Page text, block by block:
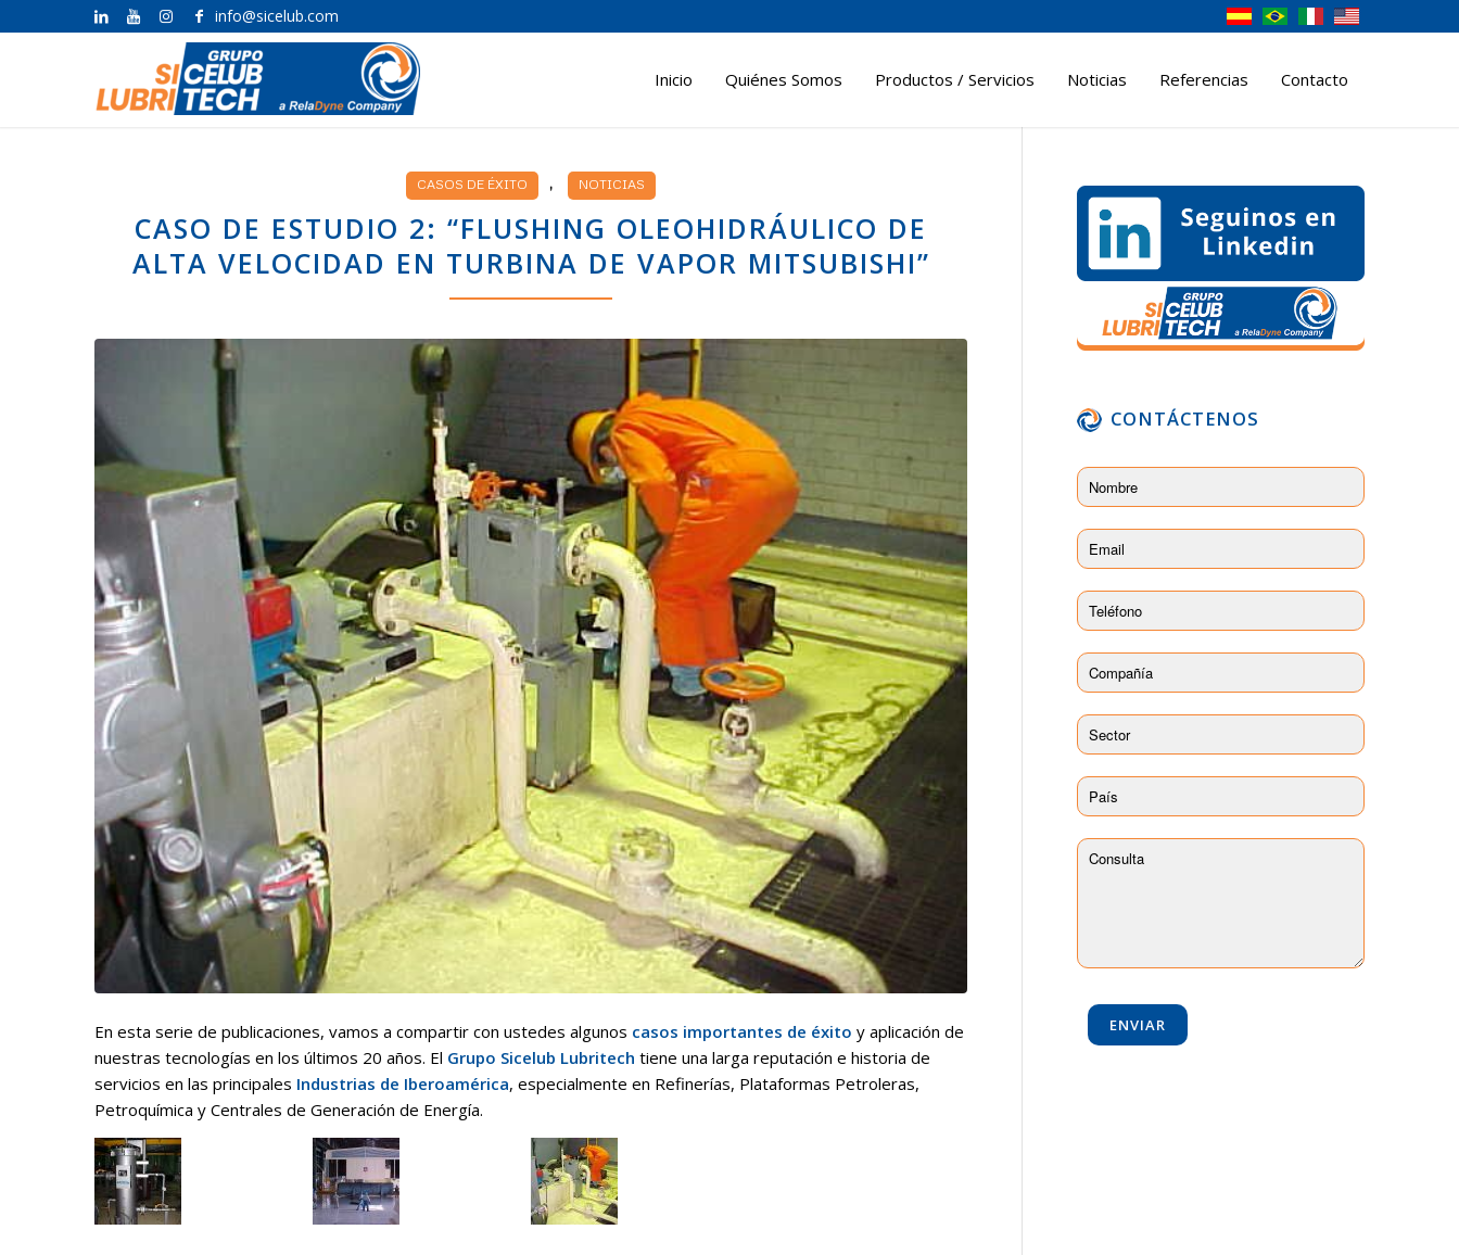
info@sicelub.com
Inicio Quiénes Somos Productos / Servicios Noticias Referencias Contacto
CASOS DE ÉXITO , NOTICIAS
CASO DE ESTUDIO 2: “FLUSHING OLEOHIDRÁULICO DE
ALTA VELOCIDAD EN TURBINA DE VAPOR MITSUBISHI”
En esta serie de publicaciones, vamos a compartir con ustedes algunos casos importantes de éxito y aplicación de
nuestras tecnologías en los últimos 20 años. El Grupo Sicelub Lubritech tiene una larga reputación e historia de
servicios en las principales Industrias de Iberoamérica, especialmente en Refinerías, Plataformas Petroleras,
Petroquímica y Centrales de Generación de Energía.
CONTÁCTENOS